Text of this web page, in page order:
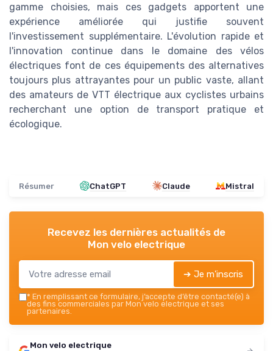
gamme choisies, mais ces gadgets apportent une
expérience améliorée qui justifie souvent
l'investissement supplémentaire. L'évolution rapide et
l'innovation continue dans le domaine des vélos
électriques font de ces équipements des alternatives
toujours plus attrayantes pour un public vaste, allant
des amateurs de VTT électrique aux cyclistes urbains
recherchant une option de transport pratique et
écologique.
Résumer ChatGPT Claude Mistral
Recevez les dernières actualités de
Mon velo electrique
➔ Je m'inscris
* En remplissant ce formulaire, j’accepte d’être contacté(e) à
des fins commerciales par Mon velo electrique et ses
partenaires.
Mon velo electrique